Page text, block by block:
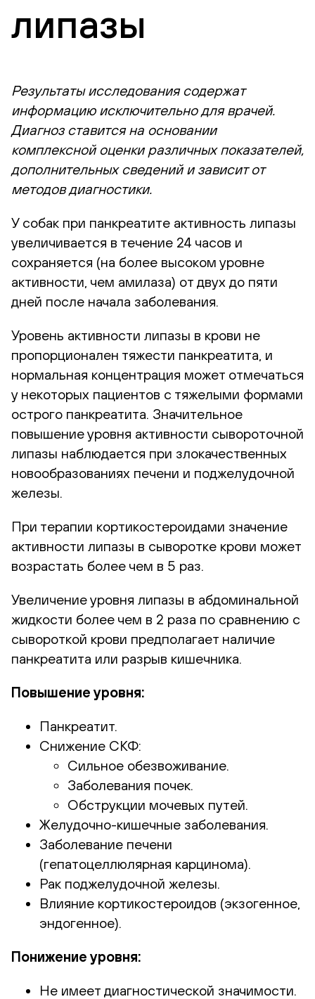
липазы
Результаты исследования содержат
информацию исключительно для врачей.
Диагноз ставится на основании
комплексной оценки различных показателей,
дополнительных сведений и зависит от
методов диагностики.
У собак при панкреатите активность липазы
увеличивается в течение 24 часов и
сохраняется (на более высоком уровне
активности, чем амилаза) от двух до пяти
дней после начала заболевания.
Уровень активности липазы в крови не
пропорционален тяжести панкреатита, и
нормальная концентрация может отмечаться
у некоторых пациентов с тяжелыми формами
острого панкреатита. Значительное
повышение уровня активности сывороточной
липазы наблюдается при злокачественных
новообразованиях печени и поджелудочной
железы.
При терапии кортикостероидами значение
активности липазы в сыворотке крови может
возрастать более чем в 5 раз.
Увеличение уровня липазы в абдоминальной
жидкости более чем в 2 раза по сравнению с
сывороткой крови предполагает наличие
панкреатита или разрыв кишечника.
Повышение уровня:
Панкреатит.
Снижение СКФ:
Сильное обезвоживание.
Заболевания почек.
Обструкции мочевых путей.
Желудочно-кишечные заболевания.
Заболевание печени
(гепатоцеллюлярная карцинома).
Рак поджелудочной железы.
Влияние кортикостероидов (экзогенное,
эндогенное).
Понижение уровня:
Не имеет диагностической значимости.